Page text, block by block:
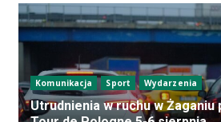
Komunikacja Sport Wydarzenia
Utrudnienia w ruchu w Żaganiu